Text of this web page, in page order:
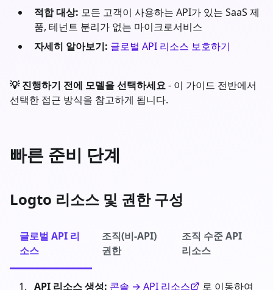
적합 대상: 모든 고객이 사용하는 API가 있는 SaaS 제
품, 테넌트 분리가 없는 마이크로서비스
자세히 알아보기: 글로벌 API 리소스 보호하기
💡 진행하기 전에 모델을 선택하세요- 이 가이드 전반에서
선택한 접근 방식을 참고하게 됩니다.
빠른 준비 단계
Logto 리소스 및 권한 구성
글로벌 API 리
소스
조직(비-API)
권한
조직 수준 API
리소스
API 리소스 생성: 콘솔 → API 리소스 로 이동하여